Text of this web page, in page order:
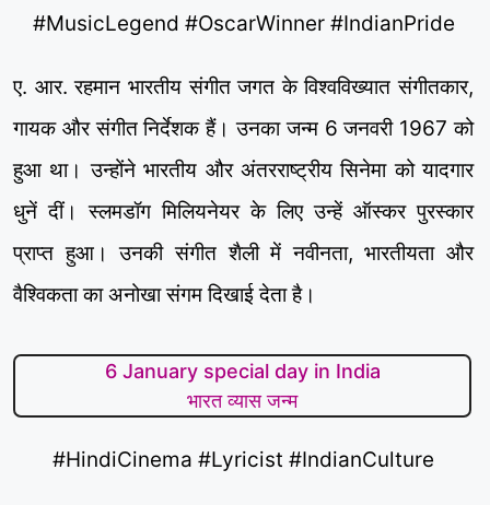
#MusicLegend #OscarWinner #IndianPride
ए. आर. रहमान भारतीय संगीत जगत के विश्वविख्यात संगीतकार,
गायक और संगीत निर्देशक हैं। उनका जन्म 6 जनवरी 1967 को
हुआ था। उन्होंने भारतीय और अंतरराष्ट्रीय सिनेमा को यादगार
धुनें दीं। स्लमडॉग मिलियनेयर के लिए उन्हें ऑस्कर पुरस्कार
प्राप्त हुआ। उनकी संगीत शैली में नवीनता, भारतीयता और
वैश्विकता का अनोखा संगम दिखाई देता है।
6 January special day in India
भारत व्यास जन्म
#HindiCinema #Lyricist #IndianCulture